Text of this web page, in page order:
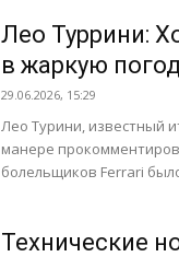
Лео Туррини:
в жаркую
29.06.2026, 15:29
Лео Турини, известный
манере
болельщиков Ferrari
Технические